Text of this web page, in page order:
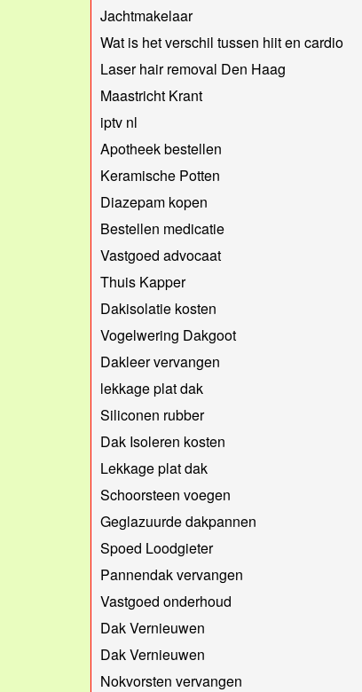
Jachtmakelaar
Wat is het verschil tussen hiit en cardio
Laser hair removal Den Haag
Maastricht Krant
iptv nl
Apotheek bestellen
Keramische Potten
Diazepam kopen
Bestellen medicatie
Vastgoed advocaat
Thuis Kapper
Dakisolatie kosten
Vogelwering Dakgoot
Dakleer vervangen
lekkage plat dak
Siliconen rubber
Dak Isoleren kosten
Lekkage plat dak
Schoorsteen voegen
Geglazuurde dakpannen
Spoed Loodgieter
Pannendak vervangen
Vastgoed onderhoud
Dak Vernieuwen
Dak Vernieuwen
Nokvorsten vervangen